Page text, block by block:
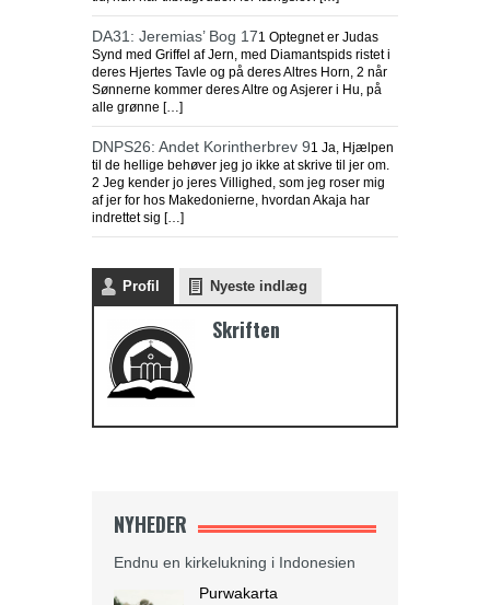
DA31: Jeremias’ Bog 171 Optegnet er Judas
Synd med Griffel af Jern, med Diamantspids ristet i
deres Hjertes Tavle og på deres Altres Horn, 2 når
Sønnerne kommer deres Altre og Asjerer i Hu, på
alle grønne […]
DNPS26: Andet Korintherbrev 91 Ja, Hjælpen
til de hellige behøver jeg jo ikke at skrive til jer om.
2 Jeg kender jo jeres Villighed, som jeg roser mig
af jer for hos Makedonierne, hvordan Akaja har
indrettet sig […]
Profil Nyeste indlæg
Skriften
NYHEDER
Endnu en kirkelukning i Indonesien
Purwakarta